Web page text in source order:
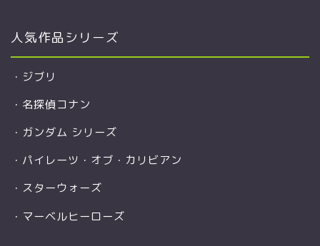
人気作品シリーズ
・ ジブリ
・ 名探偵コナン
・ ガンダム シリーズ
・ パイレーツ・オブ・カリビアン
・ スターウォーズ
・ マーベルヒーローズ